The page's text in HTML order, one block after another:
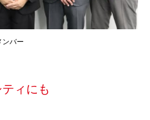
ンバー
ィにも